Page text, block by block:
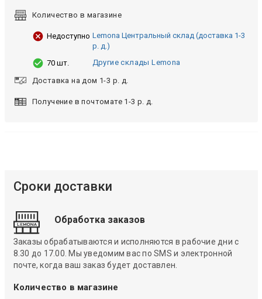
Количество в магазине
Недоступно Lemona Центральный склад (доставка 1-3
р. д.)
70 шт.
Другие склады Lemona
Доставка на дом 1-3 р. д.
Получение в почтомате 1-3 р. д.
Сроки доставки
Обработка заказов
Заказы обрабатываются и исполняются в рабочие дни с
8.30 до 17.00. Мы уведомим вас по SMS и электронной
почте, когда ваш заказ будет доставлен.
Количество в магазине